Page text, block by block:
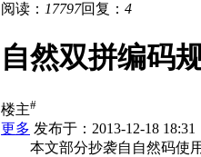
阅读： 17797回复： 4
自然双拼编码
楼主#
更多 发布于：2013-12-18 18:31
本文部分抄袭自自然码使用